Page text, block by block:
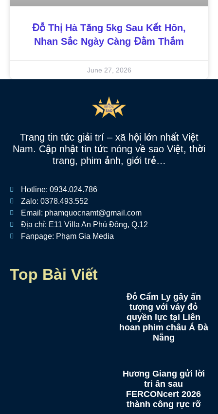
Đỗ Thị Hà Tăng 5kg Sau Kết Hôn,
Nhan Sắc Ngày Càng Đằm Thắm
June 27, 2026
Trang tin tức giải trí – xã hội lớn nhất Việt
Nam. Cập nhật tin tức nóng về sao Việt, thời
trang, phim ảnh, giới trẻ…
Hotline: 0934.024.786
Zalo: 0378.493.552
Email: phamquocnamt@gmail.com
Địa chỉ: E11 Villa An Phú Đông, Q.12
Fanpage: Phạm Gia Media
Top Bài Viết
Đỗ Cẩm Ly gây ấn
tượng với váy đỏ
quyền lực tại Liên
hoan phim châu Á Đà
Nẵng
Hương Giang gửi lời
tri ân sau
FERCONcert 2026
thành công rực rỡ